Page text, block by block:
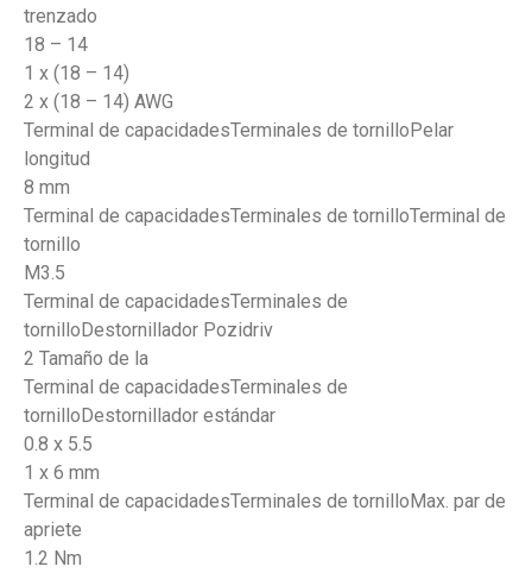
trenzado
18 – 14
1 x (18 – 14)
2 x (18 – 14) AWG
Terminal de capacidadesTerminales de tornilloPelar
longitud
8 mm
Terminal de capacidadesTerminales de tornilloTerminal de
tornillo
M3.5
Terminal de capacidadesTerminales de
tornilloDestornillador Pozidriv
2 Tamaño de la
Terminal de capacidadesTerminales de
tornilloDestornillador estándar
0.8 x 5.5
1 x 6 mm
Terminal de capacidadesTerminales de tornilloMax. par de
apriete
1.2 Nm